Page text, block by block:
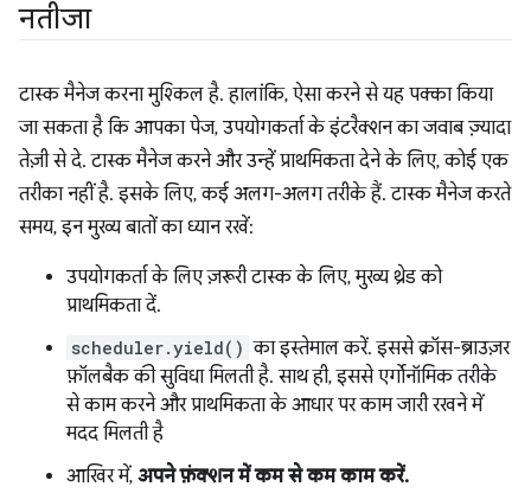
नतीजा
टास्क मैनेज करना मुश्किल है. हालांकि, ऐसा करने से यह पक्का किया
जा सकता है कि आपका पेज, उपयोगकर्ता के इंटरैक्शन का जवाब ज़्यादा
तेज़ी से दे. टास्क मैनेज करने और उन्हें प्राथमिकता देने के लिए, कोई एक
तरीका नहीं है. इसके लिए, कई अलग-अलग तरीके हैं. टास्क मैनेज करते
समय, इन मुख्य बातों का ध्यान रखें:
उपयोगकर्ता के लिए ज़रूरी टास्क के लिए, मुख्य थ्रेड को
प्राथमिकता दें.
scheduler.yield() का इस्तेमाल करें. इससे क्रॉस-ब्राउज़र
फ़ॉलबैक की सुविधा मिलती है. साथ ही, इससे एर्गोनॉमिक तरीके
से काम करने और प्राथमिकता के आधार पर काम जारी रखने में
मदद मिलती है
आखिर में, अपने फ़ंक्शन में कम से कम काम करें.